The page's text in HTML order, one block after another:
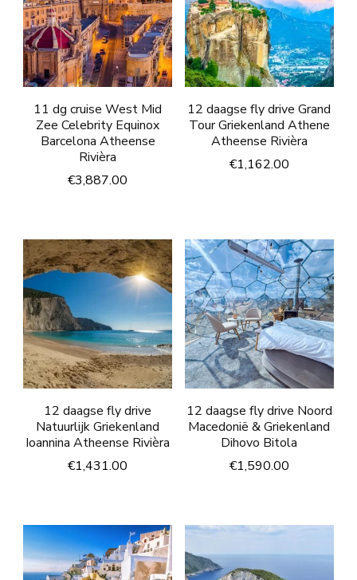
11 dg cruise West Mid
Zee Celebrity Equinox
Barcelona Atheense
Rivièra
€3,887.00
12 daagse fly drive Grand
Tour Griekenland Athene
Atheense Rivièra
€1,162.00
12 daagse fly drive
Natuurlijk Griekenland
Ioannina Atheense Rivièra
€1,431.00
12 daagse fly drive Noord
Macedonië & Griekenland
Dihovo Bitola
€1,590.00